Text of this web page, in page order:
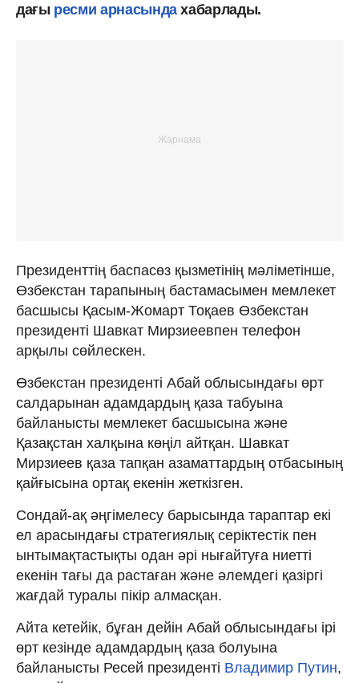
дағы ресми арнасындахабарлады.
Президенттің баспасөз қызметінің мәліметінше,
Өзбекстан тарапының бастамасымен мемлекет
басшысы Қасым-Жомарт Тоқаев Өзбекстан
президенті Шавкат Мирзиеевпен телефон
арқылы сөйлескен.
Өзбекстан президенті Абай облысындағы өрт
салдарынан адамдардың қаза табуына
байланысты мемлекет басшысына және
Қазақстан халқына көңіл айтқан. Шавкат
Мирзиеев қаза тапқан азаматтардың отбасының
қайғысына ортақ екенін жеткізген.
Сондай-ақ әңгімелесу барысында тараптар екі
ел арасындағы стратегиялық серіктестік пен
ынтымақтастықты одан әрі нығайтуға ниетті
екенін тағы да растаған және әлемдегі қазіргі
жағдай туралы пікір алмасқан.
Айта кетейік, бұған дейін Абай облысындағы ірі
өрт кезінде адамдардың қаза болуына
байланысты Ресей президенті Владимир Путин,